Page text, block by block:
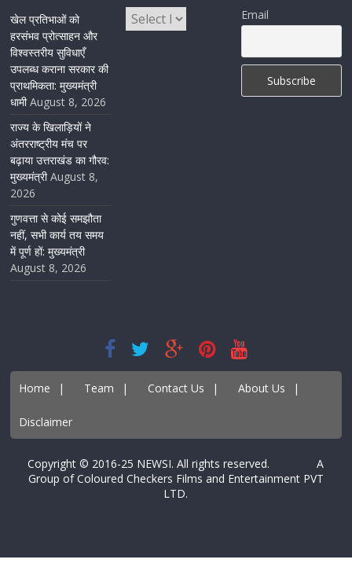
केंद्रीय रेल मंत्री ने मुख्यमंत्री के अनुरोध पर बनबसा रेलवे स्टेशन पर
अमृतसर–टनकपुर एक्सप्रेस के ठहराव को स्वीकृति
खेल प्रतिभाओं को
हरसंभव प्रोत्साहन और
विश्वस्तरीय सुविधाएँ
उपलब्ध कराना सरकार की
प्राथमिकता: मुख्यमंत्री
धामी August 8, 2026
राज्य के खिलाड़ियों ने
अंतरराष्ट्रीय मंच पर
बढ़ाया उत्तराखंड का गौरव:
मुख्यमंत्री August 8,
2026
गुणवत्ता से कोई समझौता
नहीं, सभी कार्य तय समय
में पूर्ण हों: मुख्यमंत्री
August 8, 2026
Email
Home | Team | Contact Us | About Us |
Disclaimer
Copyright © 2016-25 NEWSI. All rights reserved. A
Group of Coloured Checkers Films and Entertainment PVT
LTD.